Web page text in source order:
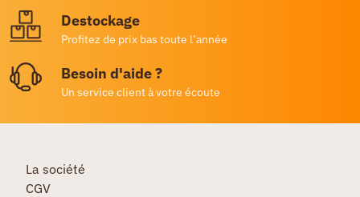
Destockage
Profitez de prix bas toute l’année
Besoin d'aide ?
Un service client à votre écoute
La société
CGV